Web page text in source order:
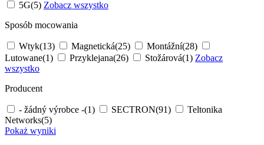
5G(5) Zobacz wszystko
Sposób mocowania
Wtyk(13) Magnetická(25) Montážní(28)
Lutowane(1) Przyklejana(26) Stožárová(1) Zobacz
wszystko
Producent
- žádný výrobce -(1) SECTRON(91)
Teltonika
Networks(5)
Pokaż wyniki